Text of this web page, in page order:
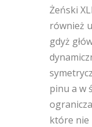
Żeński
również
gdyż
pinu a w
które nie